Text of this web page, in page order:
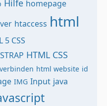
Hilfe homepage
htaccess html
5 CSS
HTML CSS
html website id
IMG Input java